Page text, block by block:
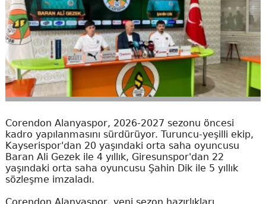
Corendon Alanyaspor, 2026-2027 sezonu öncesi
kadro yapılanmasını sürdürüyor. Turuncu-yeşilli ekip,
Kayserispor'dan 20 yaşındaki orta saha oyuncusu
Baran Ali Gezek ile 4 yıllık, Giresunspor'dan 22
yaşındaki orta saha oyuncusu Şahin Dik ile 5 yıllık
sözleşme imzaladı.